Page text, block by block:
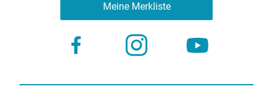
Meine Merkliste